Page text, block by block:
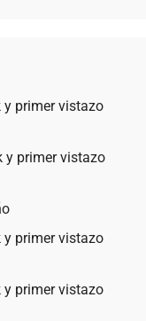
y primer vistazo
y primer vistazo
y primer vistazo
y primer vistazo